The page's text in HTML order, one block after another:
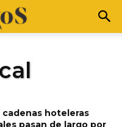
cadenas hoteleras
pasan de largo por